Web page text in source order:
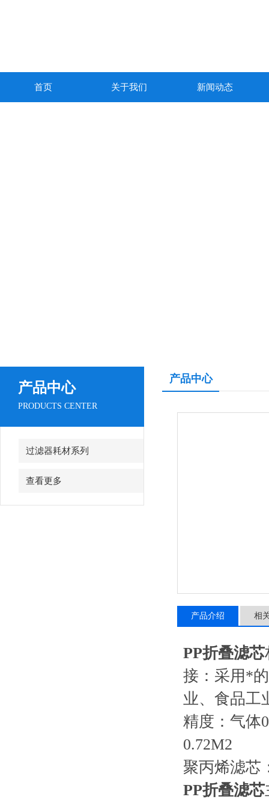
首页 关于我们 新闻动态
产品中心
PRODUCTS CENTER
过滤器耗材系列
查看更多
产品中心
产品介绍 相
PP折叠滤芯
接：采用*
业、食品工
精度：气体
0.72M2
聚丙烯滤芯
PP折叠滤芯